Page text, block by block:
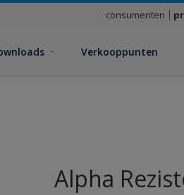
consumenten
Verkooppunten
Alpha